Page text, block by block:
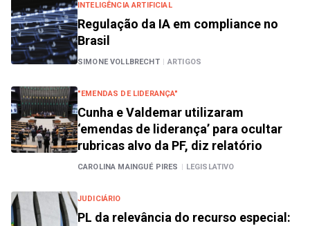
INTELIGÊNCIA ARTIFICIAL
Regulação da IA em compliance no
Brasil
SIMONE VOLLBRECHT | ARTIGOS
"EMENDAS DE LIDERANÇA"
Cunha e Valdemar utilizaram
‘emendas de liderança’ para ocultar
rubricas alvo da PF, diz relatório
CAROLINA MAINGUÉ PIRES | LEGISLATIVO
JUDICIÁRIO
PL da relevância do recurso especial: